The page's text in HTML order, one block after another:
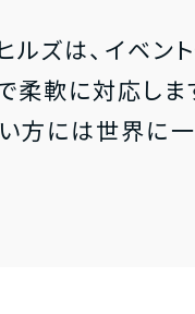
ルズは、イベ
柔軟に対応し
方には世界に